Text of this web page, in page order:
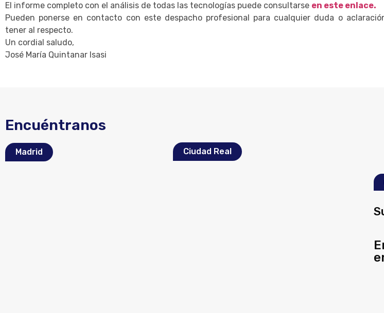
El informe completo con el análisis de todas las tecnologías puede consultarse en este enlace.
Pueden ponerse en contacto con este despacho profesional para cualquier duda o
tener al respecto.
Un cordial saludo,
José María Quintanar Isasi
Encuéntranos
Madrid Ciudad Real